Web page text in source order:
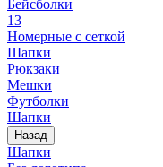
Бейсболки
13
Номерные с сеткой
Шапки
Рюкзаки
Мешки
Футболки
Шапки
Назад
Шапки